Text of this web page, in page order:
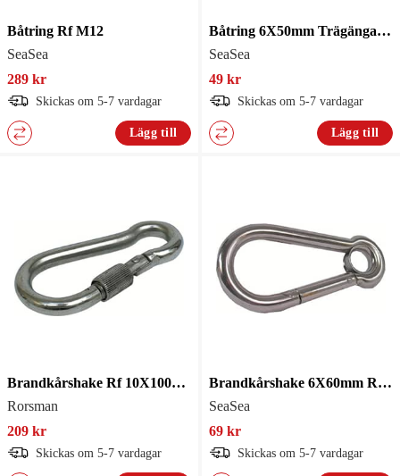
Båtring Rf M12
SeaSea
289 kr
Skickas om 5-7 vardagar
Lägg till
Båtring 6X50mm Trägänga Galv
SeaSea
49 kr
Skickas om 5-7 vardagar
Lägg till
Brandkårshake Rf 10X100mm Lås
Rorsman
209 kr
Skickas om 5-7 vardagar
Brandkårshake 6X60mm Ring Rf
SeaSea
69 kr
Skickas om 5-7 vardagar